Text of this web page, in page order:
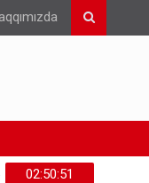
02:50:53